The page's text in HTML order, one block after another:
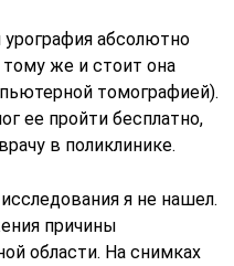
абсолютно
тому же и стоит она
томографией).
ее пройти бесплатно,
в поликлинике.
я не нашел.
причины
области. На снимках